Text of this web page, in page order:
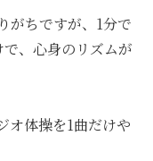
がちですが、1分で
、心身のリズムが
オ体操を1曲だけや